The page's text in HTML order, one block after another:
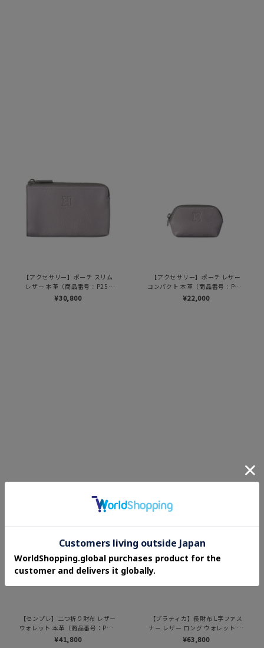
【アクセサリー】ポーチ スリム
レザー 本革（商品番号：P25-
50807）
¥30,800
【アクセサリー】ポーチ レザー
コンパクト 本革（商品番号：P25-
50210）
¥22,000
【センプレ】二つ折り財布 レザー
ウォレット 本革（商品番号：P25-
50704）
¥41,800
【プラティカ】長財布 L字ファス
ナー レザー ロング ウォレット 本
革（商品番号：P25-50502）
¥63,800